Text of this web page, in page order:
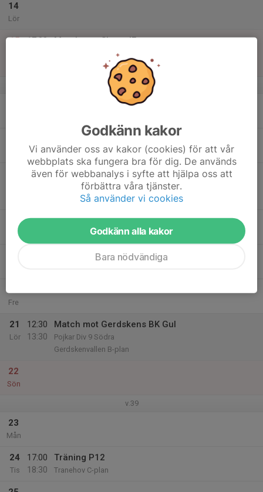
14
Lör
15
17:00
Match mot Skene IF
v.38
18:30
Träning P12
Tranehov C-plan
17:30
Match mot Svenljunga IK
Pojkar Div 9 Ulricehamn
Högvalla IP A konstgräs
Ons
Träning P12
Fre
21
Lör
12:30
13:30
Match mot Gerdskens BK Gul
Pojkar Div 9 Södra
Gerdskenvallen B-plan
22
Sön
v.39
23
Mån
24
Tis
17:00
18:30
Träning P12
Tranehov C-plan
Godkänn kakor
Vi använder oss av kakor (cookies) för att vår
webbplats ska fungera bra för dig. De används
även för webbanalys i syfte att hjälpa oss att
förbättra våra tjänster.
Så använder vi cookies
Godkänn alla kakor
Bara nödvändiga